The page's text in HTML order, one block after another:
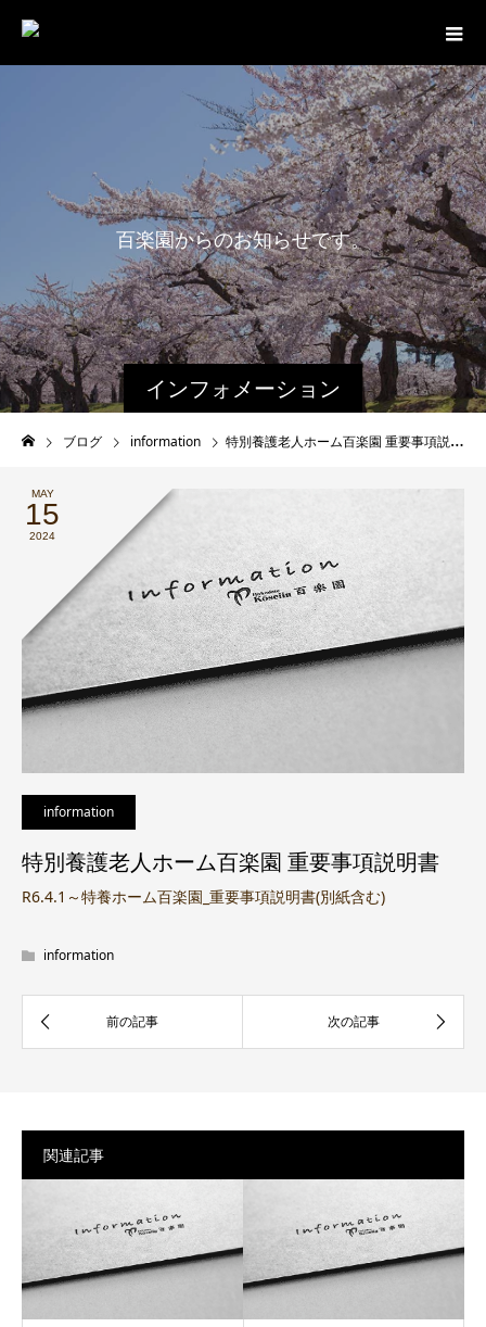
インフォメーション
百楽園からのお知らせです。
ブログ information 特別養護老人ホーム百楽園 重要事項説明書
MAY
15
2024
information
特別養護老人ホーム百楽園 重要事項説明書
R6.4.1～特養ホーム百楽園_重要事項説明書(別紙含む)
information
関連記事